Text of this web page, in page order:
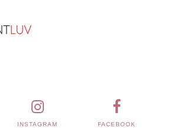
INSTAGRAM FACEBOOK